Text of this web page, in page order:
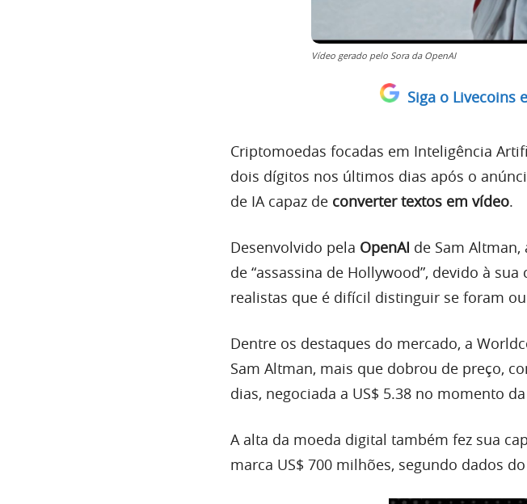
Vídeo gerado pelo Sora da OpenAI
Siga o Livecoins
Criptomoedas focadas em Inteligência
dois dígitos nos últimos dias após o
de IA capaz de converter textos em vídeo.
Desenvolvido pela OpenAI de Sam
de “assassina de Hollywood”, devido à
realistas que é difícil distinguir se foram
Dentre os destaques do mercado, a
Sam Altman, mais que dobrou de preço,
dias, negociada a US$ 5.38 no momento
A alta da moeda digital também fez sua
marca US$ 700 milhões, segundo dados